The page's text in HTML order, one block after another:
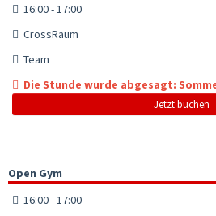
16:00 - 17:00
CrossRaum
Team
Die Stunde wurde abgesagt:
Jetzt buchen
Open Gym
16:00 - 17:00